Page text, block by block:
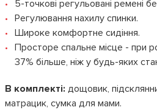
5-точкові регульовані ремені
Регулювання нахилу спинки.
Широке комфортне сидіння.
Просторе спальне місце - при
37% більше, ніж у будь-яких
В комплекті: дощовик,
матрацик, сумка для мами.